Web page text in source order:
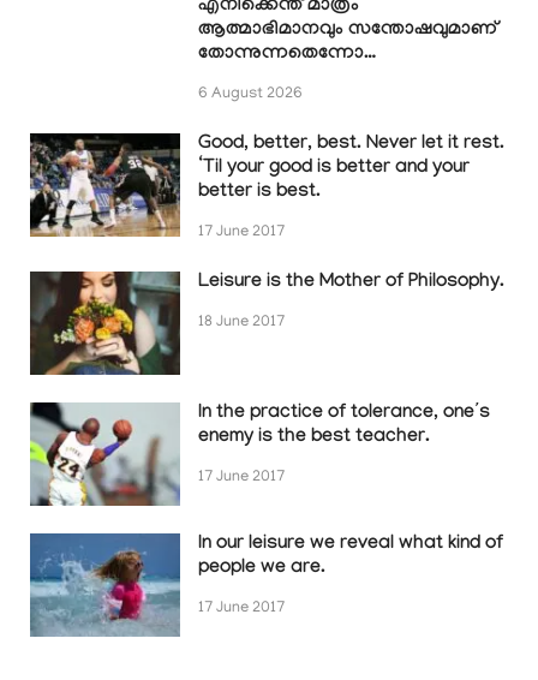
എനിക്കെന്ത് മാത്രം
ആത്മാഭിമാനവും സന്തോഷവുമാണ്
തോന്നുന്നതെന്നോ…
6 August 2026
Good, better, best. Never let it rest.
‘Til your good is better and your
better is best.
17 June 2017
Leisure is the Mother of Philosophy.
18 June 2017
In the practice of tolerance, one’s
enemy is the best teacher.
17 June 2017
In our leisure we reveal what kind of
people we are.
17 June 2017